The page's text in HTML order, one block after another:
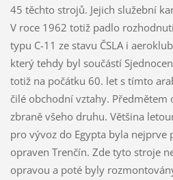
45 těchto strojů. Jejich služební
V roce 1962 totiž padlo
typu C-11 ze stavu ČSLA i
který tehdy byl součástí
totiž na počátku 60. let s tímto
čilé obchodní vztahy.
zbraně všeho druhu. Většina
pro vývoz do Egypta byla nejprve
opraven Trenčín. Zde tyto stroje
opravou a poté byly